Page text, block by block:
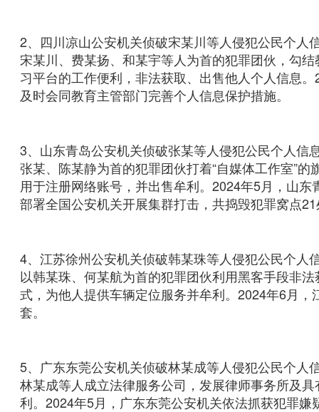
2、四川凉山公安机关侦破宋某川等人侵犯公民个
宋某川、费某扬、和某宇等人为首的犯罪团伙，勾
习平台的工作便利，非法获取、出售他人个人信息
及时会同教育主管部门完善个人信息保护措施。
3、山东青岛公安机关侦破张某等人侵犯公民个人
张某、陈某静为首的犯罪团伙打着“自媒体工作室”
用于注册网络账号，并出售牟利。2024年5月，山
部署全国公安机关开展集群打击，共捣毁犯罪窝点
4、江苏徐州公安机关侦破韩某珠等人侵犯公民个
以韩某珠、何某航为首的犯罪团伙利用黑客手段非
式，为他人提供车辆定位服务并牟利。2024年6月
套。
5、广东东莞公安机关侦破林某成等人侵犯公民个
林某成等人成立法律服务公司，发展律师事务所及
利。2024年5月，广东东莞公安机关依法抓获犯罪